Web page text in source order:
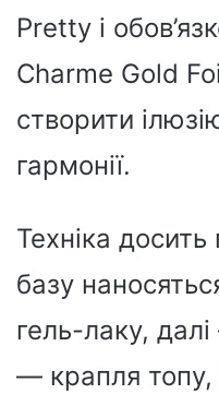
Pretty і
Charme Gold
створити
гармонії.
Техніка
базу
гель-лаку,
— крапля топу,